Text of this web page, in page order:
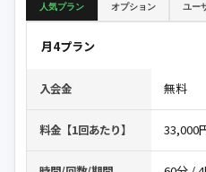
人気プラン オプション ユー
月4プラン
入会金 無料
料金【1回あたり】 33,000